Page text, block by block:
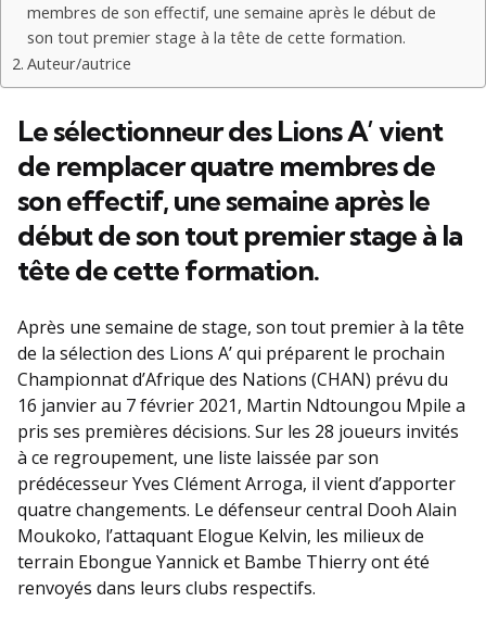
membres de son effectif, une semaine après le début de
son tout premier stage à la tête de cette formation.
Auteur/autrice
Le sélectionneur des Lions A’ vient
de remplacer quatre membres de
son effectif, une semaine après le
début de son tout premier stage à la
tête de cette formation.
Après une semaine de stage, son tout premier à la tête
de la sélection des Lions A’ qui préparent le prochain
Championnat d’Afrique des Nations (CHAN) prévu du
16 janvier au 7 février 2021, Martin Ndtoungou Mpile a
pris ses premières décisions. Sur les 28 joueurs invités
à ce regroupement, une liste laissée par son
prédécesseur Yves Clément Arroga, il vient d’apporter
quatre changements. Le défenseur central Dooh Alain
Moukoko, l’attaquant Elogue Kelvin, les milieux de
terrain Ebongue Yannick et Bambe Thierry ont été
renvoyés dans leurs clubs respectifs.